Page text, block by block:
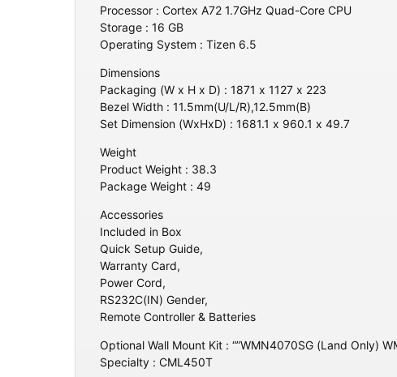
Processor : Cortex A72 1.7GHz Quad-Core CPU
Storage : 16 GB
Operating System : Tizen 6.5
Dimensions
Packaging (W x H x D) : 1871 x 1127 x 223
Bezel Width : 11.5mm(U/L/R),12.5mm(B)
Set Dimension (WxHxD) : 1681.1 x 960.1 x 49.7
Weight
Product Weight : 38.3
Package Weight : 49
Accessories
Included in Box
Quick Setup Guide,
Warranty Card,
Power Cord,
RS232C(IN) Gender,
Remote Controller & Batteries
Optional Wall Mount Kit : “”WMN4070SG (Land Only)
Specialty : CML450T